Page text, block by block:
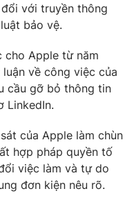
với truyền thông
bảo vệ.
cho Apple từ năm
về công việc của
cầu gỡ bỏ thông tin
LinkedIn.
của Apple làm chùn
hợp pháp quyền tố
việc làm và tự do
đơn kiện nêu rõ.